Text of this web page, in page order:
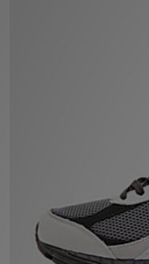
Lataa JD-sovellus
Minun JD